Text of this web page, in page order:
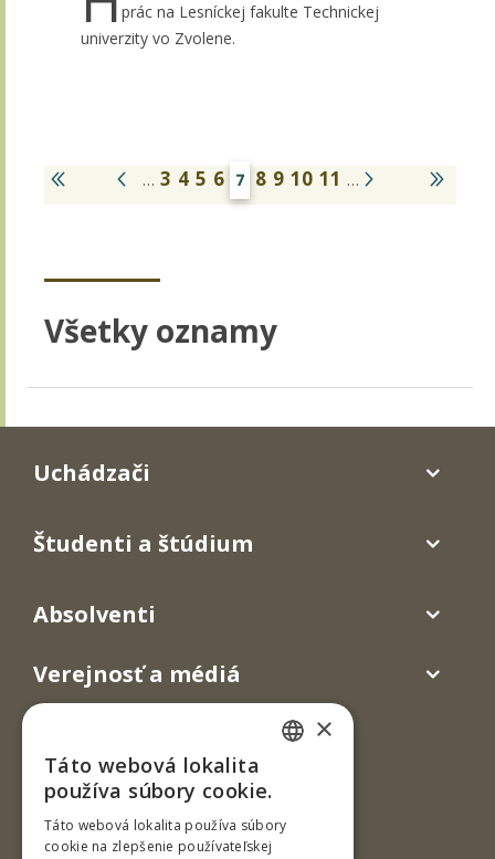
prác na Lesníckej fakulte Technickej
univerzity vo Zvolene.
… 3 4 5 6 7 8 9 10 11 …
Všetky oznamy
Uchádzači
Študenti a štúdium
Absolventi
Verejnosť a médiá
×
Táto webová lokalita
používa súbory cookie.
Táto webová lokalita používa súbory
cookie na zlepšenie používateľskej